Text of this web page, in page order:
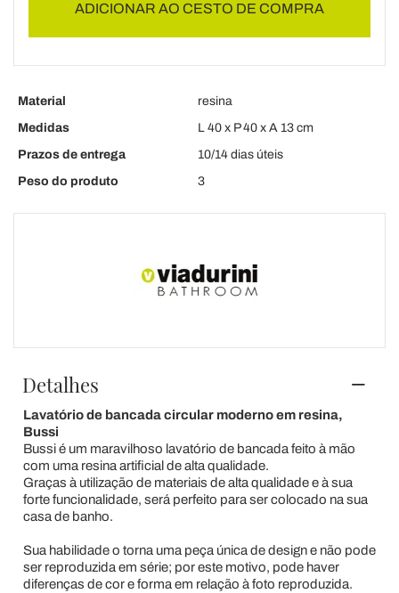
ADICIONAR AO CESTO DE COMPRA
Material
resina
Medidas
L 40 x P 40 x A 13 cm
Prazos de entrega
10/14 dias úteis
Peso do produto
3
Detalhes
Lavatório de bancada circular moderno em resina,
Bussi
Bussi é um maravilhoso lavatório de bancada feito à mão
com uma resina artificial de alta qualidade.
Graças à utilização de materiais de alta qualidade e à sua
forte funcionalidade, será perfeito para ser colocado na sua
casa de banho.
Sua habilidade o torna uma peça única de design e não pode
ser reproduzida em série; por este motivo, pode haver
diferenças de cor e forma em relação à foto reproduzida.